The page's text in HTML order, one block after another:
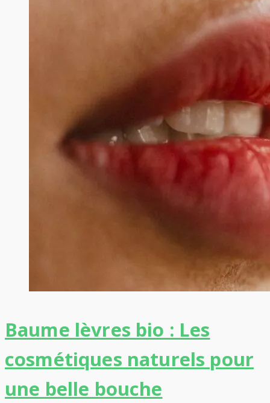
Baume lèvres bio : Les
cosmétiques naturels pour
une belle bouche